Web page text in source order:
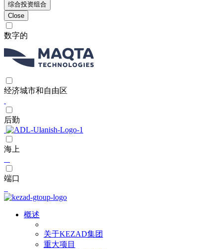
综合投资组合
Close
数字的
经济城市和自由区
后勤
海上
端口
概述
关于KEZAD集团
重大项目